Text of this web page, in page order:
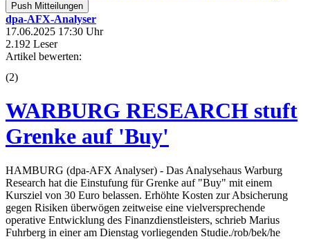
Push Mitteilungen
dpa-AFX-Analyser
17.06.2025 17:30 Uhr
2.192 Leser
Artikel bewerten:
(2)
WARBURG RESEARCH stuft
Grenke auf 'Buy'
HAMBURG (dpa-AFX Analyser) - Das Analysehaus Warburg
Research hat die Einstufung für Grenke auf "Buy" mit einem
Kursziel von 30 Euro belassen. Erhöhte Kosten zur Absicherung
gegen Risiken überwögen zeitweise eine vielversprechende
operative Entwicklung des Finanzdienstleisters, schrieb Marius
Fuhrberg in einer am Dienstag vorliegenden Studie./rob/bek/he